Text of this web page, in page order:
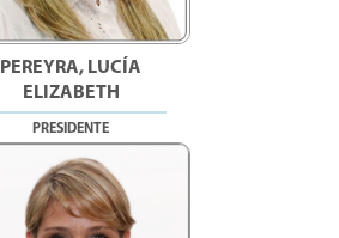
PEREYRA, LUCÍA
ELIZABETH
PRESIDENTE